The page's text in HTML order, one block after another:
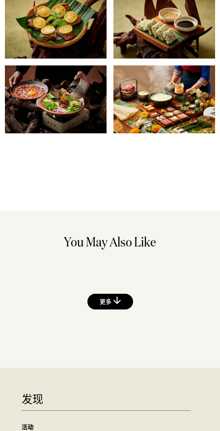
You May Also Like
更多
发现
活动